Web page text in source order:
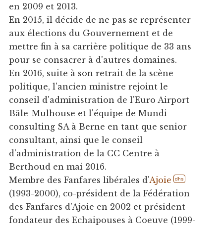
en 2009 et 2013.
En 2015, il décide de ne pas se représenter
aux élections du Gouvernement et de
mettre fin à sa carrière politique de 33 ans
pour se consacrer à d'autres domaines.
En 2016, suite à son retrait de la scène
politique, l'ancien ministre rejoint le
conseil d'administration de l'Euro Airport
Bâle-Mulhouse et l'équipe de Mundi
consulting SA à Berne en tant que senior
consultant, ainsi que le conseil
d'administration de la CC Centre à
Berthoud en mai 2016.
Membre des Fanfares libérales d'Ajoie dhs
(1993-2000), co-président de la Fédération
des Fanfares d'Ajoie en 2002 et président
fondateur des Echaipouses à Coeuve (1999-